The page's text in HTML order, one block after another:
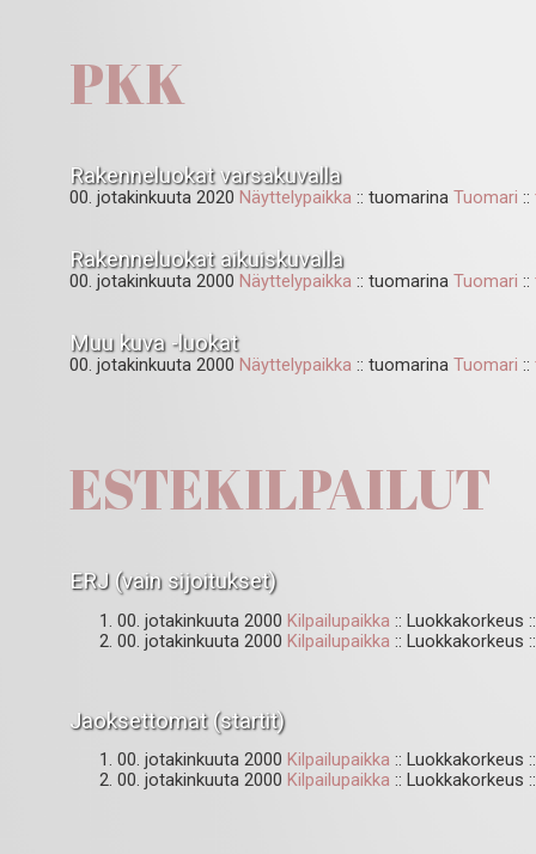
PKK
Rakenneluokat varsakuvalla
00. jotakinkuuta 2020 Näyttelypaikka :: tuomarina Tuomari ::
Rakenneluokat aikuiskuvalla
00. jotakinkuuta 2000 Näyttelypaikka :: tuomarina Tuomari ::
Muu kuva -luokat
00. jotakinkuuta 2000 Näyttelypaikka :: tuomarina Tuomari ::
ESTEKILPAILUT
ERJ (vain sijoitukset)
00. jotakinkuuta 2000 Kilpailupaikka :: Luokkakorkeus
00. jotakinkuuta 2000 Kilpailupaikka :: Luokkakorkeus
Jaoksettomat (startit)
00. jotakinkuuta 2000 Kilpailupaikka :: Luokkakorkeus
00. jotakinkuuta 2000 Kilpailupaikka :: Luokkakorkeus